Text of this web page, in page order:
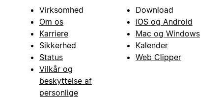
Virksomhed
Om os
Karriere
Sikkerhed
Status
Vilkår og
beskyttelse af
personlige
Download
iOS og Android
Mac og Windows
Kalender
Web Clipper